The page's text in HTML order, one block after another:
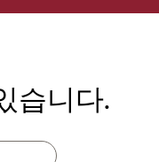
습니다.